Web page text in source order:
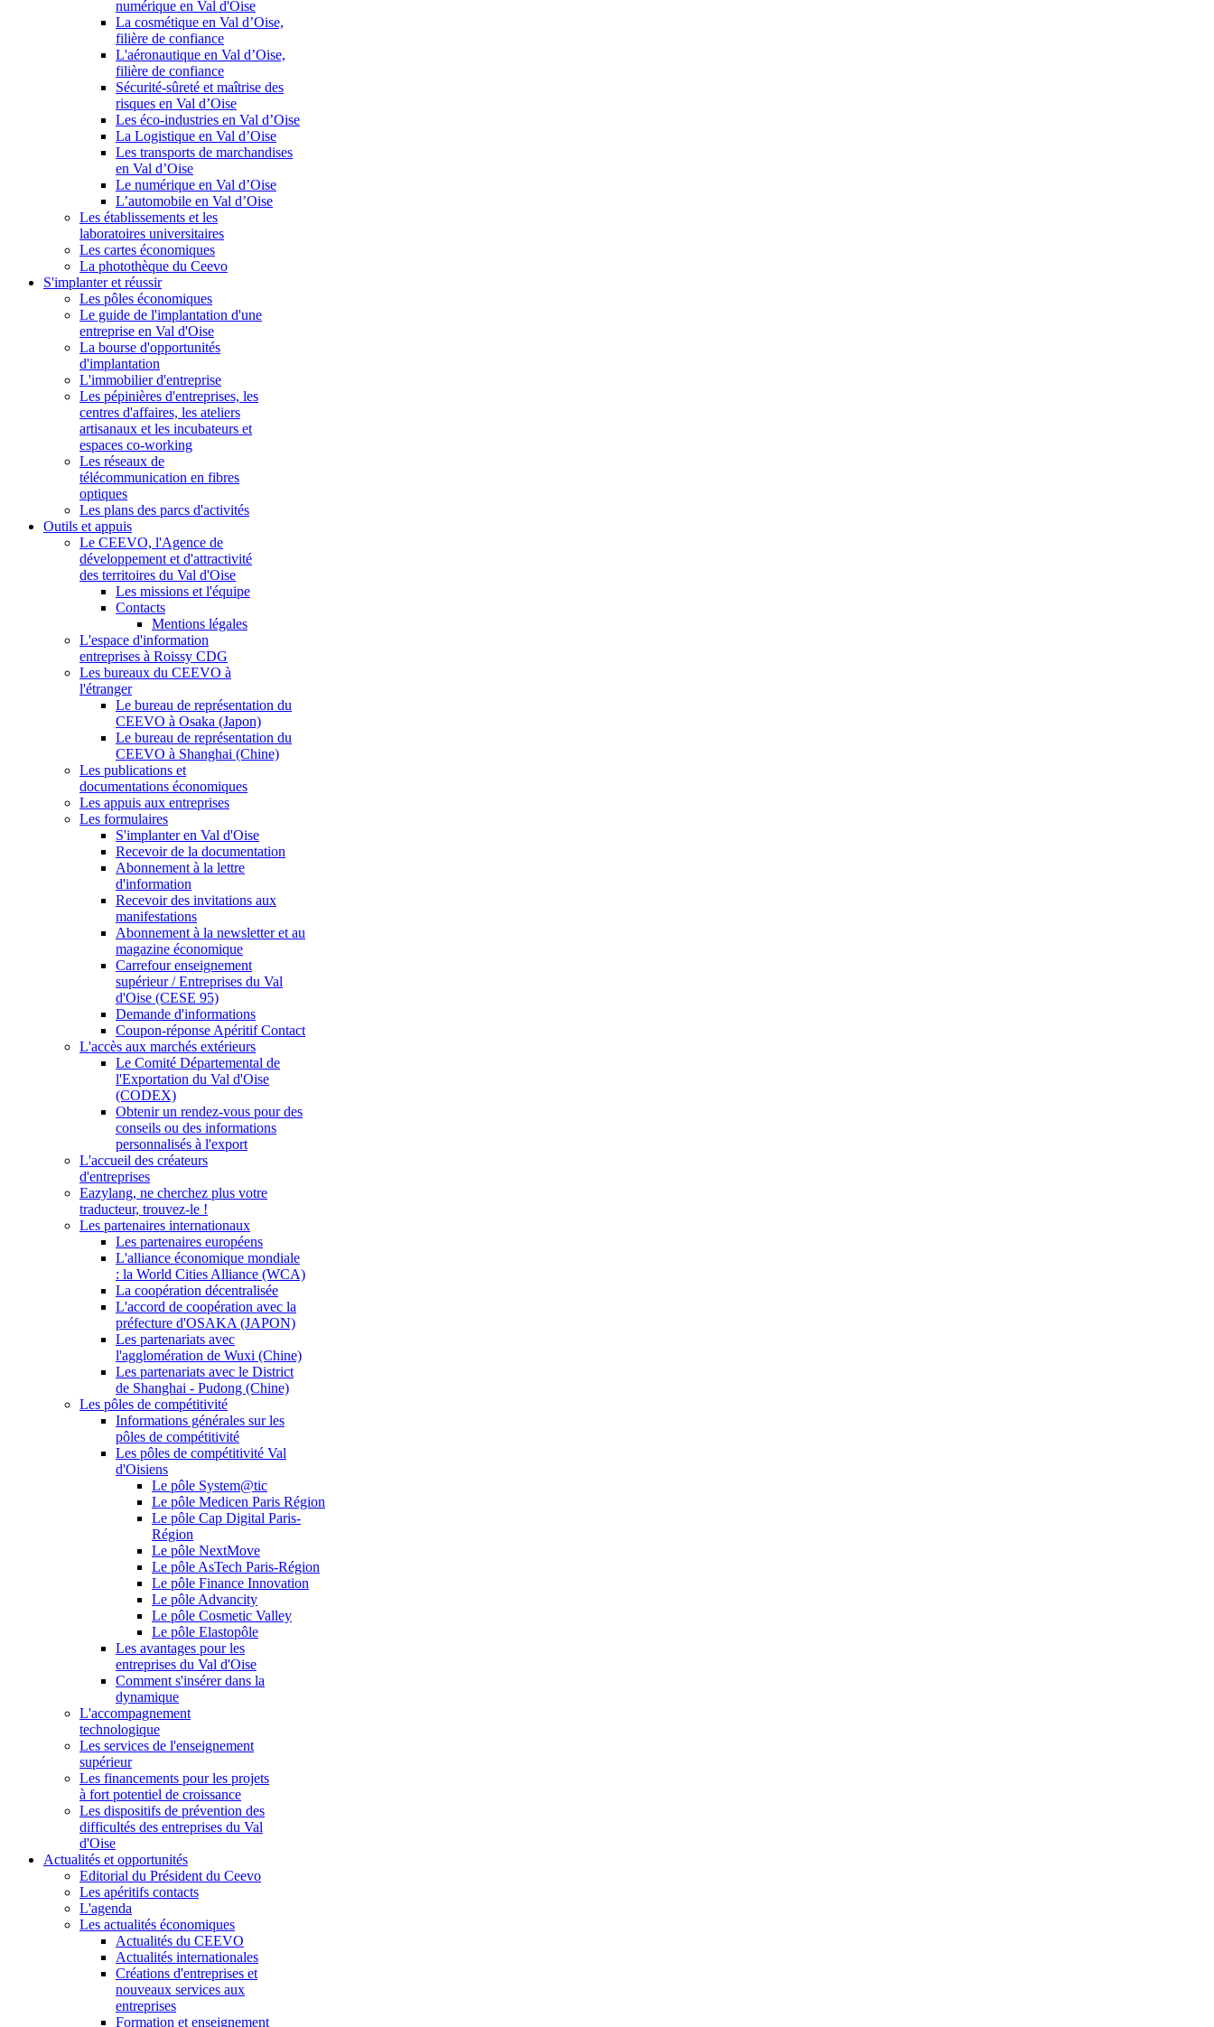
numérique en Val d'Oise
La cosmétique en Val d’Oise,
filière de confiance
L'aéronautique en Val d’Oise,
filière de confiance
Sécurité-sûreté et maîtrise des
risques en Val d’Oise
Les éco-industries en Val d’Oise
La Logistique en Val d’Oise
Les transports de marchandises
en Val d’Oise
Le numérique en Val d’Oise
L’automobile en Val d’Oise
Les établissements et les
laboratoires universitaires
Les cartes économiques
La photothèque du Ceevo
S'implanter et réussir
Les pôles économiques
Le guide de l'implantation d'une
entreprise en Val d'Oise
La bourse d'opportunités
d'implantation
L'immobilier d'entreprise
Les pépinières d'entreprises, les
centres d'affaires, les ateliers
artisanaux et les incubateurs et
espaces co-working
Les réseaux de
télécommunication en fibres
optiques
Les plans des parcs d'activités
Outils et appuis
Le CEEVO, l'Agence de
développement et d'attractivité
des territoires du Val d'Oise
Les missions et l'équipe
Contacts
Mentions légales
L'espace d'information
entreprises à Roissy CDG
Les bureaux du CEEVO à
l'étranger
Le bureau de représentation du
CEEVO à Osaka (Japon)
Le bureau de représentation du
CEEVO à Shanghai (Chine)
Les publications et
documentations économiques
Les appuis aux entreprises
Les formulaires
S'implanter en Val d'Oise
Recevoir de la documentation
Abonnement à la lettre
d'information
Recevoir des invitations aux
manifestations
Abonnement à la newsletter et au
magazine économique
Carrefour enseignement
supérieur / Entreprises du Val
d'Oise (CESE 95)
Demande d'informations
Coupon-réponse Apéritif Contact
L'accès aux marchés extérieurs
Le Comité Départemental de
l'Exportation du Val d'Oise
(CODEX)
Obtenir un rendez-vous pour des
conseils ou des informations
personnalisés à l'export
L'accueil des créateurs
d'entreprises
Eazylang, ne cherchez plus votre
traducteur, trouvez-le !
Les partenaires internationaux
Les partenaires européens
L'alliance économique mondiale
: la World Cities Alliance (WCA)
La coopération décentralisée
L'accord de coopération avec la
préfecture d'OSAKA (JAPON)
Les partenariats avec
l'agglomération de Wuxi (Chine)
Les partenariats avec le District
de Shanghai - Pudong (Chine)
Les pôles de compétitivité
Informations générales sur les
pôles de compétitivité
Les pôles de compétitivité Val
d'Oisiens
Le pôle System@tic
Le pôle Medicen Paris Région
Le pôle Cap Digital Paris-
Région
Le pôle NextMove
Le pôle AsTech Paris-Région
Le pôle Finance Innovation
Le pôle Advancity
Le pôle Cosmetic Valley
Le pôle Elastopôle
Les avantages pour les
entreprises du Val d'Oise
Comment s'insérer dans la
dynamique
L'accompagnement
technologique
Les services de l'enseignement
supérieur
Les financements pour les projets
à fort potentiel de croissance
Les dispositifs de prévention des
difficultés des entreprises du Val
d'Oise
Actualités et opportunités
Editorial du Président du Ceevo
Les apéritifs contacts
L'agenda
Les actualités économiques
Actualités du CEEVO
Actualités internationales
Créations d'entreprises et
nouveaux services aux
entreprises
Formation et enseignement